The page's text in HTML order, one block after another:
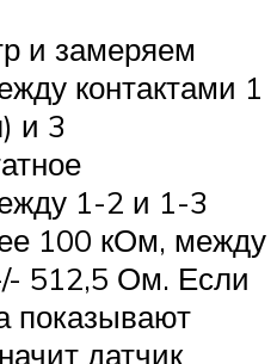
и замеряем
контактами 1
и 3
1-2 и 1-3
100 кОм, между
512,5 Ом. Если
показывают
датчик